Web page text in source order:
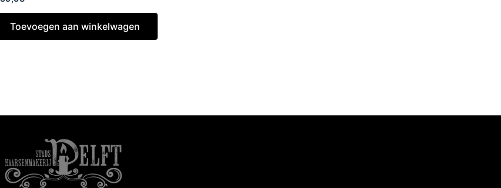
Toevoegen aan winkelwagen